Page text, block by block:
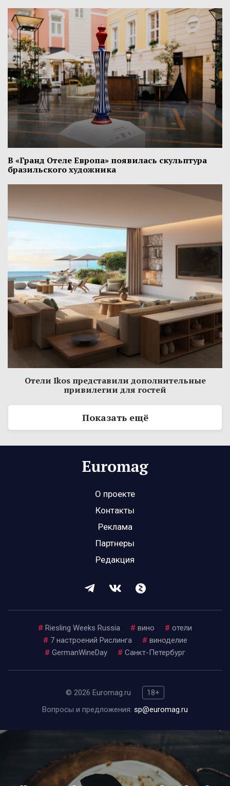
В «Гранд Отеле Европа» появилась скульптура
бразильского художника
Отели Ikos представили дополнительные
привилегии для гостей
Показать ещё
О проекте
Контакты
Реклама
Партнеры
Редакция
# Riesling Weeks Russia # вино # отели
# 7 настроений Рислинга # виноделие
# GermanWineDay # Санкт-Петербург
© 2026 Euromag.ru
18+
Вопросы и предложения: sp@euromag.ru